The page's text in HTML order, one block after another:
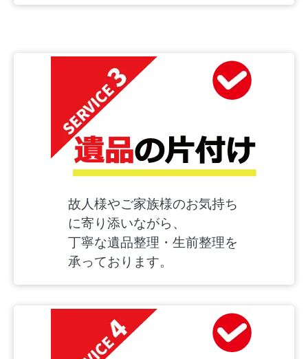
故人様やご家族様のお気持ち
に寄り添いながら、
丁寧な遺品整理・生前整理を
承っております。